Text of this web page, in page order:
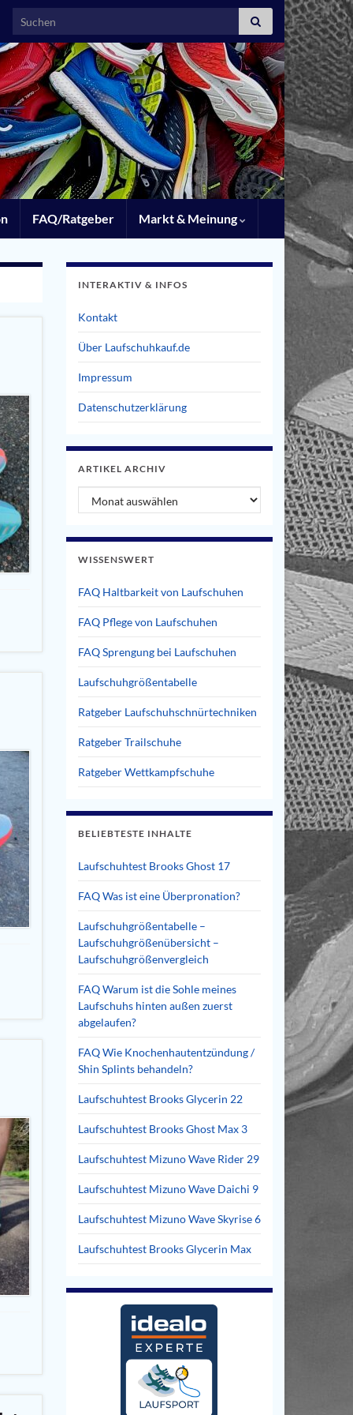
Search for:
FAQ/Ratgeber Markt & Meinung
INTERAKTIV & INFOS
Kontakt
Über Laufschuhkauf.de
Impressum
Datenschutzerklärung
ARTIKEL ARCHIV
Artikel Archiv
WISSENSWERT
FAQ Haltbarkeit von Laufschuhen
FAQ Pflege von Laufschuhen
FAQ Sprengung bei Laufschuhen
Laufschuhgrößentabelle
Ratgeber Laufschuhschnürtechniken
Ratgeber Trailschuhe
Ratgeber Wettkampfschuhe
BELIEBTESTE INHALTE
Laufschuhtest Brooks Ghost 17
FAQ Was ist eine Überpronation?
Laufschuhgrößentabelle –
Laufschuhgrößenübersicht –
Laufschuhgrößenvergleich
FAQ Warum ist die Sohle meines
Laufschuhs hinten außen zuerst
abgelaufen?
FAQ Wie Knochenhautentzündung /
Shin Splints behandeln?
Laufschuhtest Brooks Glycerin 22
Laufschuhtest Brooks Ghost Max 3
Laufschuhtest Mizuno Wave Rider 29
Laufschuhtest Mizuno Wave Daichi 9
Laufschuhtest Mizuno Wave Skyrise 6
Laufschuhtest Brooks Glycerin Max